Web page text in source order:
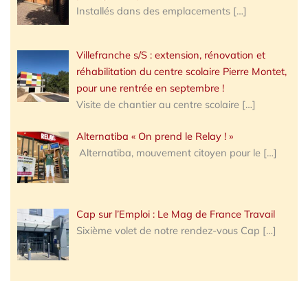
Installés dans des emplacements […]
Villefranche s/S : extension, rénovation et
réhabilitation du centre scolaire Pierre Montet,
pour une rentrée en septembre !
Visite de chantier au centre scolaire […]
Alternatiba « On prend le Relay ! »
Alternatiba, mouvement citoyen pour le […]
Cap sur l’Emploi : Le Mag de France Travail
Sixième volet de notre rendez-vous Cap […]